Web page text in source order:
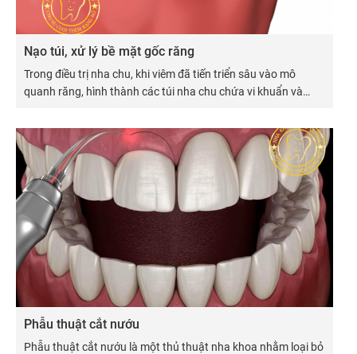
Nạo túi, xử lý bề mặt gốc răng
Trong điều trị nha chu, khi viêm đã tiến triển sâu vào mô
quanh răng, hình thành các túi nha chu chứa vi khuẩn và
là bước can thiệp cần thiết để loại bỏ hoàn toàn tác nhân gây
bệnh, giúp phục hồi mô nướu và bảo tồn răng thật.
Phẫu thuật cắt nướu
Phẫu thuật cắt nướu là một thủ thuật nha khoa nhằm loại bỏ